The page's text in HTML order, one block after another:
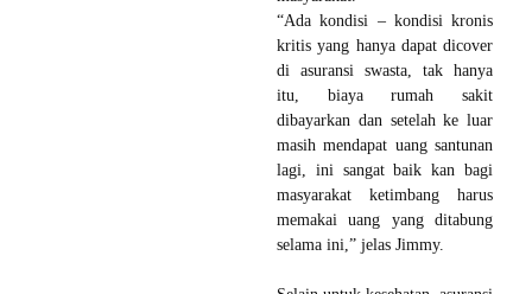
“Ada kondisi – kondisi kronis
kritis yang hanya dapat dicover
di asuransi swasta, tak hanya
itu, biaya rumah sakit
dibayarkan dan setelah ke luar
masih mendapat uang santunan
lagi, ini sangat baik kan bagi
masyarakat ketimbang harus
memakai uang yang ditabung
selama ini,” jelas Jimmy.